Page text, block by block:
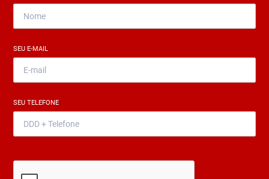
SEU E-MAIL
SEU TELEFONE